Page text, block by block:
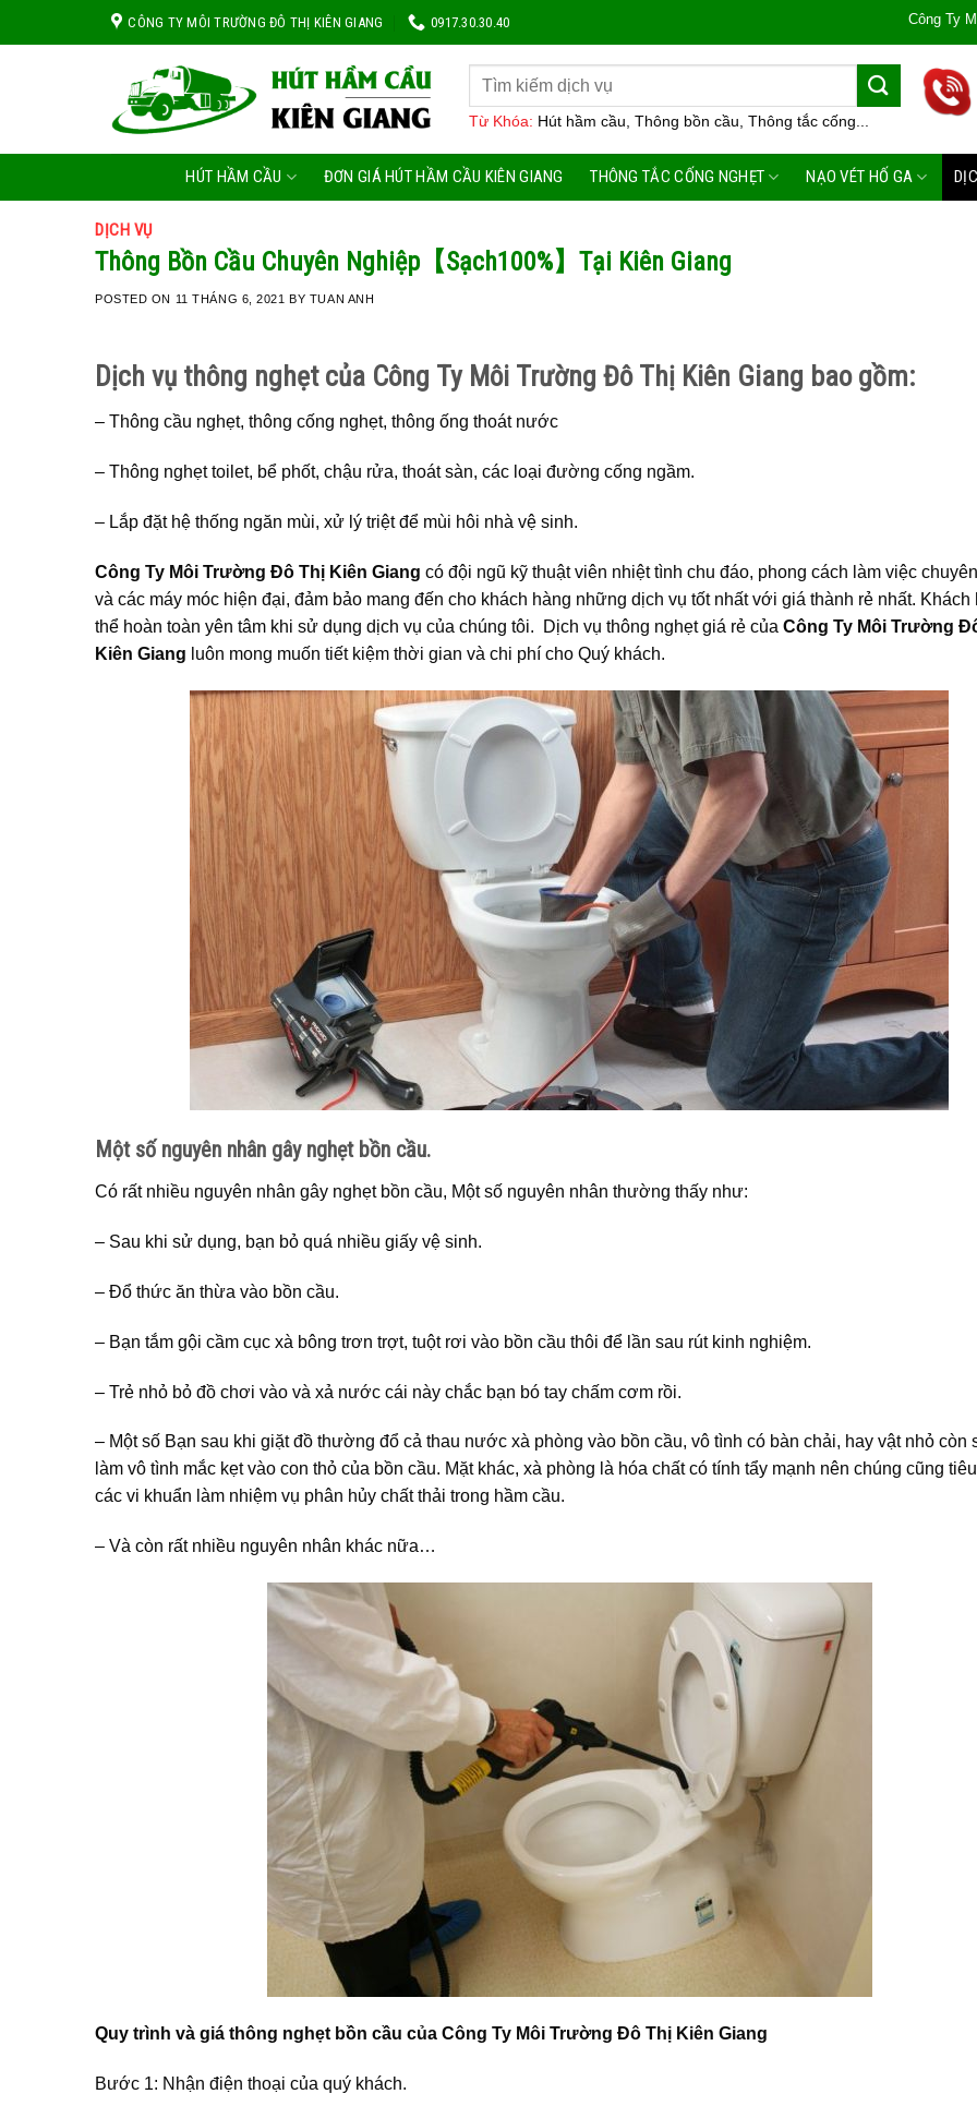
CÔNG TY MÔI TRƯỜNG ĐÔ THỊ KIÊN GIANG 0917.30.30.40 Công Ty Môi Trường
Từ Khóa: Hút hầm cầu, Thông bồn cầu, Thông tắc cống...
HÚT HẦM CẦU ĐƠN GIÁ HÚT HẦM CẦU KIÊN GIANG THÔNG TẮC CỐNG NGHẸT NẠO VÉT HỐ GA
DỊCH VỤ
Thông Bồn Cầu Chuyên Nghiệp【Sạch100%】Tại Kiên Giang
POSTED ON 11 THÁNG 6, 2021 BY TUAN ANH
Dịch vụ thông nghẹt của Công Ty Môi Trường Đô Thị Kiên Giang bao gồm:
– Thông cầu nghẹt, thông cống nghẹt, thông ống thoát nước
– Thông nghẹt toilet, bể phốt, chậu rửa, thoát sàn, các loại đường cống ngầm.
– Lắp đặt hệ thống ngăn mùi, xử lý triệt để mùi hôi nhà vệ sinh.
Công Ty Môi Trường Đô Thị Kiên Giang có đội ngũ kỹ thuật viên nhiệt tình chu đáo, phong cách làm việc
và các máy móc hiện đại, đảm bảo mang đến cho khách hàng những dịch vụ tốt nhất với giá thành rẻ nhất. Khách
thể hoàn toàn yên tâm khi sử dụng dịch vụ của chúng tôi. Dịch vụ thông nghẹt giá rẻ của Công Ty Môi Trường
Kiên Giang luôn mong muốn tiết kiệm thời gian và chi phí cho Quý khách.
Một số nguyên nhân gây nghẹt bồn cầu.
Có rất nhiều nguyên nhân gây nghẹt bồn cầu, Một số nguyên nhân thường thấy như:
– Sau khi sử dụng, bạn bỏ quá nhiều giấy vệ sinh.
– Đổ thức ăn thừa vào bồn cầu.
– Bạn tắm gội cầm cục xà bông trơn trợt, tuột rơi vào bồn cầu thôi để lần sau rút kinh nghiệm.
– Trẻ nhỏ bỏ đồ chơi vào và xả nước cái này chắc bạn bó tay chấm cơm rồi.
– Một số Bạn sau khi giặt đồ thường đổ cả thau nước xà phòng vào bồn cầu, vô tình có bàn chải, hay vật nhỏ còn
làm vô tình mắc kẹt vào con thỏ của bồn cầu. Mặt khác, xà phòng là hóa chất có tính tẩy mạnh nên chúng cũng
các vi khuẩn làm nhiệm vụ phân hủy chất thải trong hầm cầu.
– Và còn rất nhiều nguyên nhân khác nữa…
Quy trình và giá thông nghẹt bồn cầu của Công Ty Môi Trường Đô Thị Kiên Giang
Bước 1: Nhận điện thoại của quý khách.